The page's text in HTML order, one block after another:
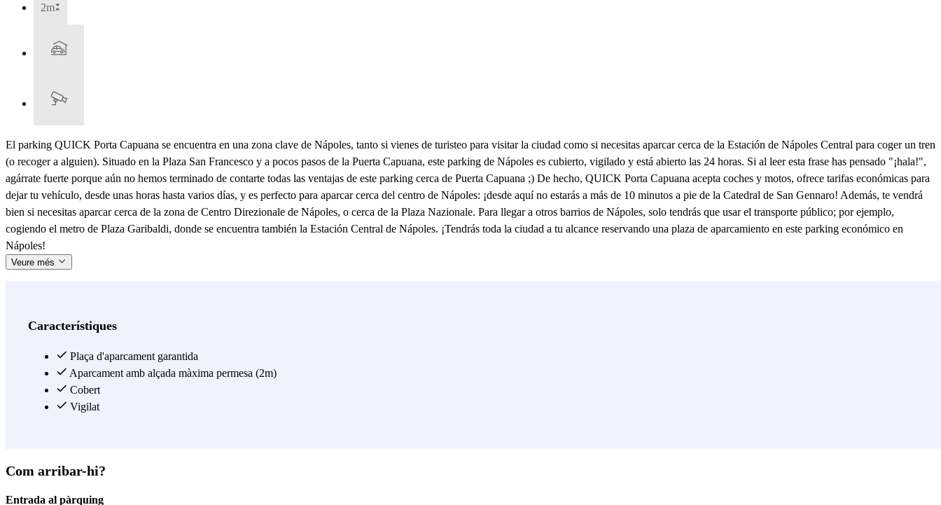
2m
El parking QUICK Porta Capuana se encuentra en una zona clave de Nápoles, tanto si vienes de turisteo para visitar la ciudad como si necesitas aparcar cerca de la Estación de Nápoles Central para coger un tren
(o recoger a alguien). Situado en la Plaza San Francesco y a pocos pasos de la Puerta Capuana, este parking de Nápoles es cubierto, vigilado y está abierto las 24 horas. Si al leer esta frase has pensado "¡hala!",
agárrate fuerte porque aún no hemos terminado de contarte todas las ventajas de este parking cerca de Puerta Capuana ;) De hecho, QUICK Porta Capuana acepta coches y motos, ofrece tarifas económicas para
dejar tu vehículo, desde unas horas hasta varios días, y es perfecto para aparcar cerca del centro de Nápoles: ¡desde aquí no estarás a más de 10 minutos a pie de la Catedral de San Gennaro! Además, te vendrá
bien si necesitas aparcar cerca de la zona de Centro Direzionale de Nápoles, o cerca de la Plaza Nazionale. Para llegar a otros barrios de Nápoles, solo tendrás que usar el transporte público; por ejemplo,
cogiendo el metro de Plaza Garibaldi, donde se encuentra también la Estación Central de Nápoles. ¡Tendrás toda la ciudad a tu alcance reservando una plaza de aparcamiento en este parking económico en
Nápoles!
Veure més
Característiques
Plaça d'aparcament garantida
Aparcament amb alçada màxima permesa (2m)
Cobert
Vigilat
Com arribar-hi?
Entrada al pàrquing